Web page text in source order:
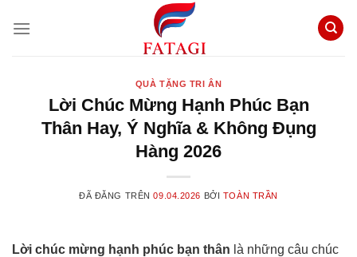
đến
QUÀ TẶNG TRI ÂN
Lời Chúc Mừng Hạnh Phúc Bạn
Thân Hay, Ý Nghĩa & Không Đụng
Hàng 2026
ĐÃ ĐĂNG TRÊN09.04.2026 BỞI TOÀN TRẦN
Lời chúc mừng hạnh phúc bạn thân là những câu chúc